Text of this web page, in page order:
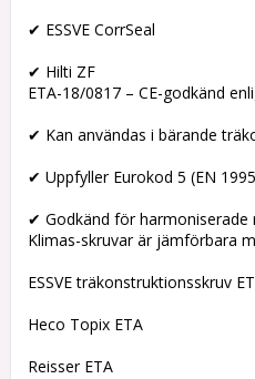
✔ ESSVE CorrSeal
✔ Hilti ZF
ETA-18/0817 – CE-godkänd
✔ Kan användas i bärande
✔ Uppfyller Eurokod 5 (EN
✔ Godkänd för harmoniserade
Klimas-skruvar är jämförbara
ESSVE träkonstruktionsskruv
Heco Topix ETA
Reisser ETA